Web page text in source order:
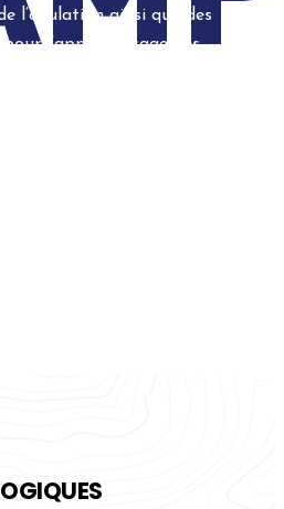
l’ovulation ainsi que des
l’apprentissage des